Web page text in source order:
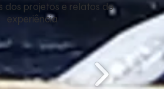
dos projetos e relatos de
experiência